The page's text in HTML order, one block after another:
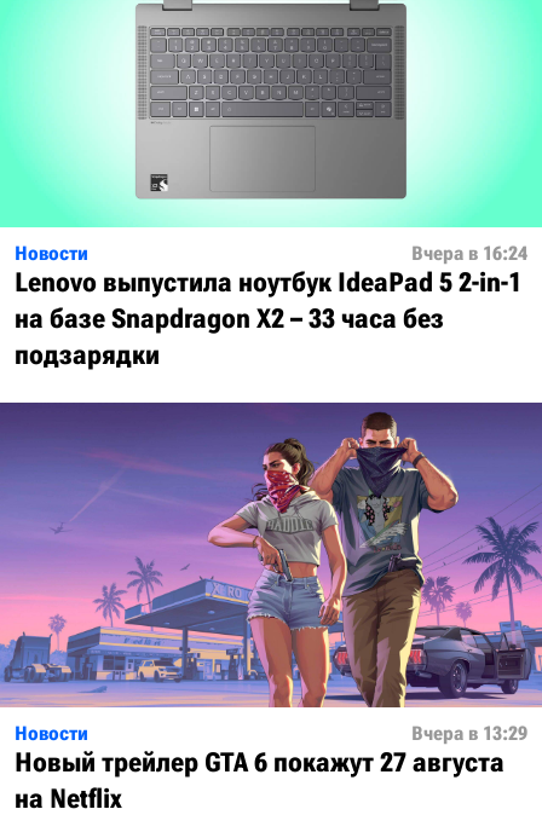
Новости Вчера в 16:24
Lenovo выпустила ноутбук IdeaPad 5 2-in-1
на базе Snapdragon X2 – 33 часа без
подзарядки
Новости Вчера в 13:29
Новый трейлер GTA 6 покажут 27 августа
на Netflix